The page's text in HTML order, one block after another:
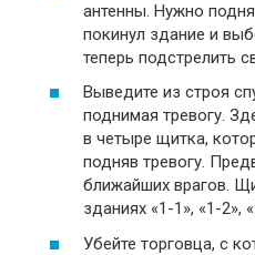
антенны. Нужно
покинул здание и
теперь подстрелить
Выведите из строя
поднимая тревогу.
в четыре щитка,
подняв тревогу.
ближайших врагов.
зданиях «1-1», «1-2»,
Убейте торговца, с